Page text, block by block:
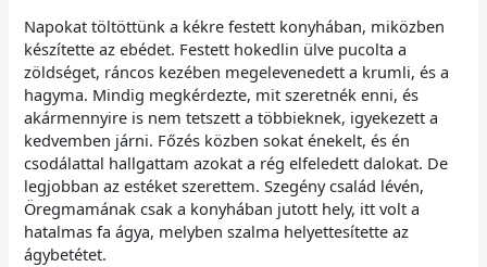
Napokat töltöttünk a kékre festett konyhában, miközben
készítette az ebédet. Festett hokedlin ülve pucolta a
zöldséget, ráncos kezében megelevenedett a krumli, és a
hagyma. Mindig megkérdezte, mit szeretnék enni, és
akármennyire is nem tetszett a többieknek, igyekezett a
kedvemben járni. Főzés közben sokat énekelt, és én
csodálattal hallgattam azokat a rég elfeledett dalokat. De
legjobban az estéket szerettem. Szegény család lévén,
Öregmamának csak a konyhában jutott hely, itt volt a
hatalmas fa ágya, melyben szalma helyettesítette az
ágybetétet.